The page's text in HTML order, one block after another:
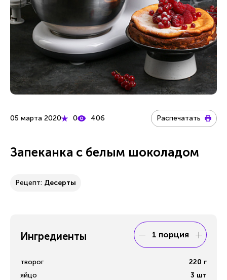
05 марта 2020 0 406 Распечатать
Запеканка с белым шоколадом
Рецепт: Десерты
Ингредиенты 1 порция
творог 220 г
яйцо
3 шт